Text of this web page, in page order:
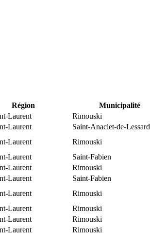
Région Municipalité
Laurent
Rimouski
Laurent
Saint-Anaclet-de-Lessard
Laurent
Rimouski
Laurent
Saint-Fabien
Laurent
Rimouski
Laurent
Saint-Fabien
Laurent
Rimouski
Laurent
Rimouski
Laurent
Rimouski
Laurent Rimouski